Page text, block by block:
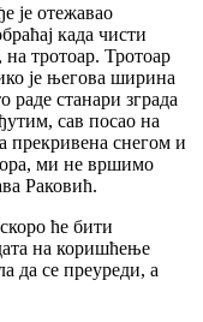
је отежавао
када чисти
тротоар. Тротоар
је његова ширина
раде станари зграда
сав посао на
прекривена снегом и
ми не вршимо
Раковић.
ће бити
на коришћење
да се преуреди, а